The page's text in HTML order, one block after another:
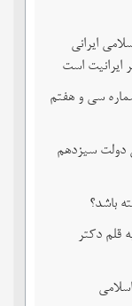
ایرانی
ایرانیت است
سی و هفتم
دولت سیزدهم
باشد؟
قلم دکتر